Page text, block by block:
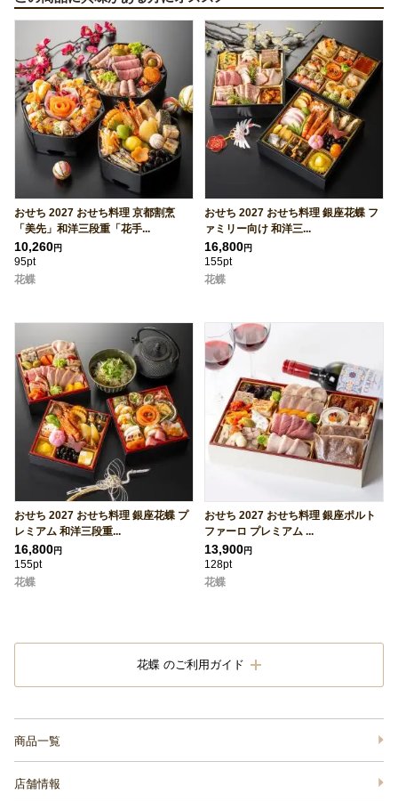
おせち 2027 おせち料理 京都割烹
「美先」和洋三段重「花手...
10,260円
95pt
花蝶
おせち 2027 おせち料理 銀座花蝶 フ
ァミリー向け 和洋三...
16,800円
155pt
花蝶
おせち 2027 おせち料理 銀座花蝶 プ
レミアム 和洋三段重...
16,800円
155pt
花蝶
おせち 2027 おせち料理 銀座ポルト
ファーロ プレミアム ...
13,900円
128pt
花蝶
花蝶 のご利用ガイド
商品一覧
店舗情報